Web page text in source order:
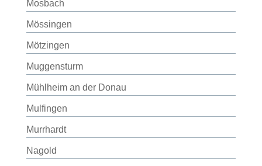
Mosbach
Mössingen
Mötzingen
Muggensturm
Mühlheim an der Donau
Mulfingen
Murrhardt
Nagold